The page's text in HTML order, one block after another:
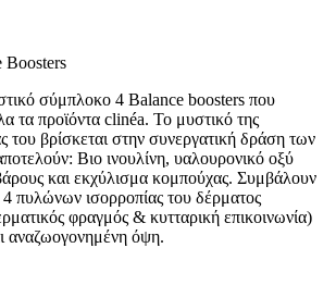
Boosters
σύμπλοκο 4 Balance boosters που
τα προϊόντα clinéa. Το μυστικό της
του βρίσκεται στην συνεργατική δράση των
Βιο ινουλίνη, υαλουρονικό οξύ
και εκχύλισμα κομπούχας. Συμβάλουν
πυλώνων ισορροπίας του δέρματος
φραγμός & κυτταρική επικοινωνία)
αναζωογονημένη όψη.